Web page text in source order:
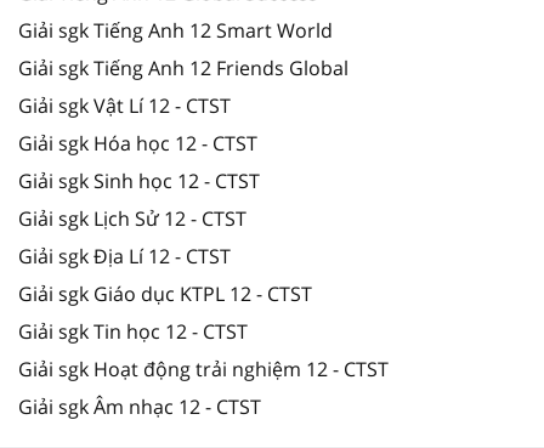
Giải sgk Tiếng Anh 12 Smart World
Giải sgk Tiếng Anh 12 Friends Global
Giải sgk Vật Lí 12 - CTST
Giải sgk Hóa học 12 - CTST
Giải sgk Sinh học 12 - CTST
Giải sgk Lịch Sử 12 - CTST
Giải sgk Địa Lí 12 - CTST
Giải sgk Giáo dục KTPL 12 - CTST
Giải sgk Tin học 12 - CTST
Giải sgk Hoạt động trải nghiệm 12 - CTST
Giải sgk Âm nhạc 12 - CTST